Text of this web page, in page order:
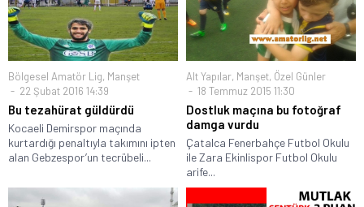
Bölgesel Amatör Lig, Manşet
22 Şubat 2016 14:39
Bu tezahürat güldürdü
Kocaeli Demirspor maçında
kurtardığı penaltıyla takımını ipten
alan Gebzespor’un tecrübeli...
Alt Yapılar, Manşet, Özel Günler
18 Temmuz 2015 11:30
Dostluk maçına bu fotoğraf
damga vurdu
Çatalca Fenerbahçe Futbol Okulu
ile Zara Ekinlispor Futbol Okulu
arife...